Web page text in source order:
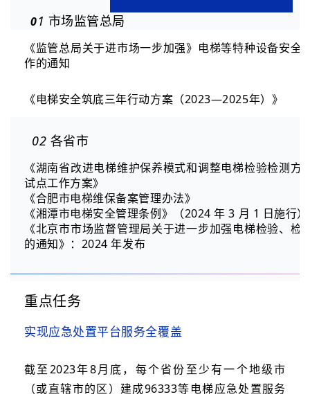
01 市场监管总局
《监管总局关于进市场一步加强》电梯等特种设备安全
作的通知
《电梯安全筑底三年行动方案（2023—2025年）》
02 各省市
《湖南省改进电梯维护保养模式和调整电梯检验检测方
试点工作方案》
《合肥市电梯维保备案管理办法》
《湘潭市电梯安全管理条例》（2024 年 3 月 1 日施行）
《北京市市场监督管理局关于进一步加强电梯检验、检
的通知》：2024 年发布
重点任务
实现应急处置平台服务全覆盖
截至2023年8月底，每个省份至少有一个地级市
（或直辖市的区）建成96333等电梯应急处置服务